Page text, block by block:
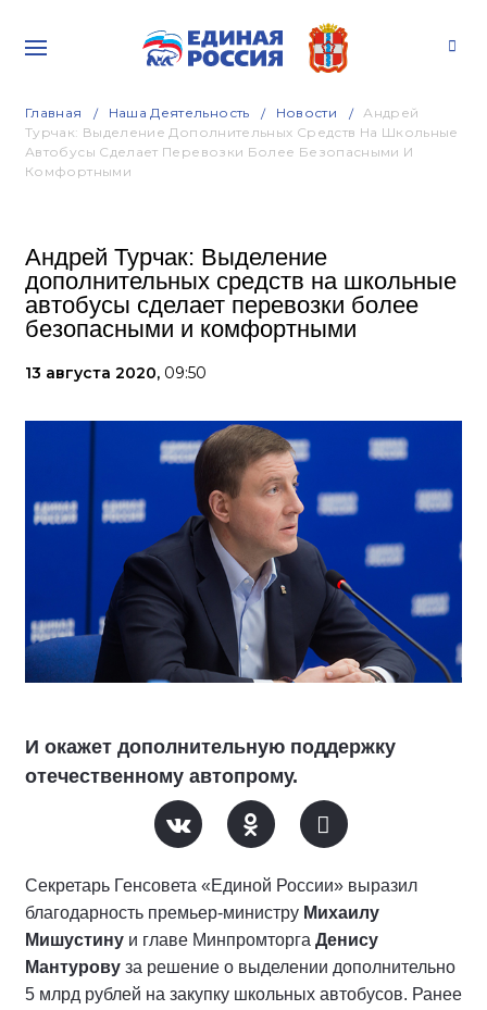
Главная Наша Деятельность Новости
Андрей
Турчак: Выделение Дополнительных Средств На Школьные
Автобусы Сделает Перевозки Более Безопасными И
Комфортными
Андрей Турчак: Выделение
дополнительных средств на школьные
автобусы сделает перевозки более
безопасными и комфортными
13 августа 2020, 09:50
И окажет дополнительную поддержку
отечественному автопрому.
Секретарь Генсовета «Единой России» выразил
благодарность премьер-министру Михаилу
Мишустину и главе Минпромторга Денису
Мантурову за решение о выделении дополнительно
5 млрд рублей на закупку школьных автобусов. Ранее